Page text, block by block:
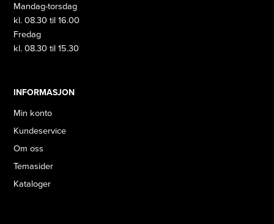
Mandag-torsdag
kl. 08.30 til 16.00
Fredag
kl. 08.30 til 15.30
INFORMASJON
Min konto
Kundeservice
Om oss
Temasider
Kataloger